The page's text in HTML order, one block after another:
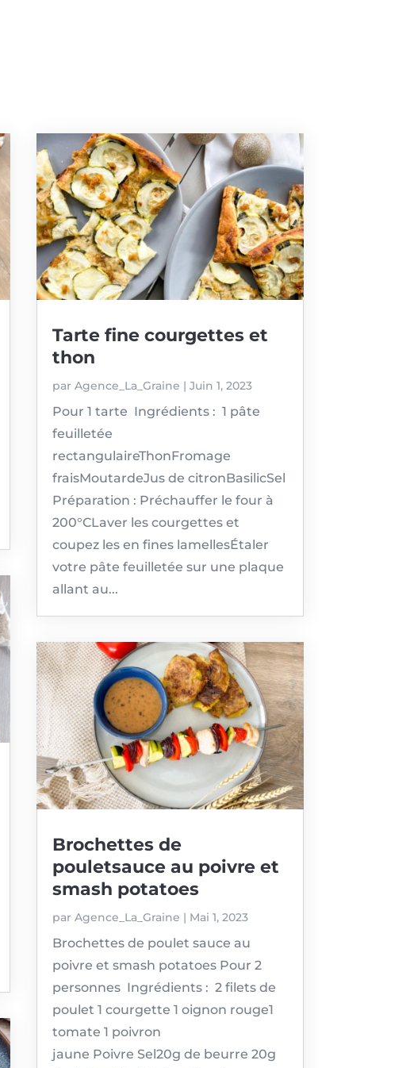
Tarte fine courgettes et
thon
par Agence_La_Graine | Juin 1, 2023
Pour 1 tarte Ingrédients : 1 pâte
feuilletée
rectangulaireThonFromage
fraisMoutardeJus de citronBasilicSel
Préparation : Préchauffer le four à
200°CLaver les courgettes et
coupez les en fines lamellesÉtaler
votre pâte feuilletée sur une plaque
allant au...
Brochettes de
pouletsauce au poivre et
smash potatoes
par Agence_La_Graine | Mai 1, 2023
Brochettes de poulet sauce au
poivre et smash potatoes Pour 2
personnes Ingrédients : 2 filets de
poulet 1 courgette 1 oignon rouge1
tomate 1 poivron
jaune Poivre Sel20g de beurre 20g